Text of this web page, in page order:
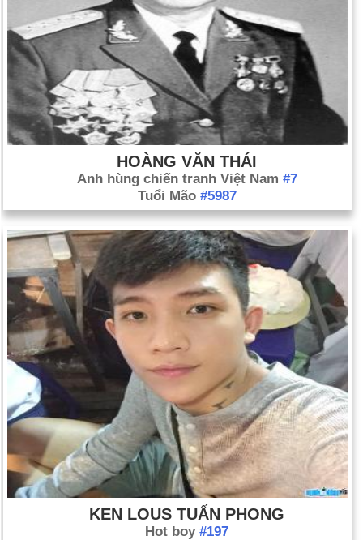
HOÀNG VĂN THÁI
Anh hùng chiến tranh Việt Nam #7
Tuổi Mão #5987
KEN LOUS TUẤN PHONG
Hot boy #197